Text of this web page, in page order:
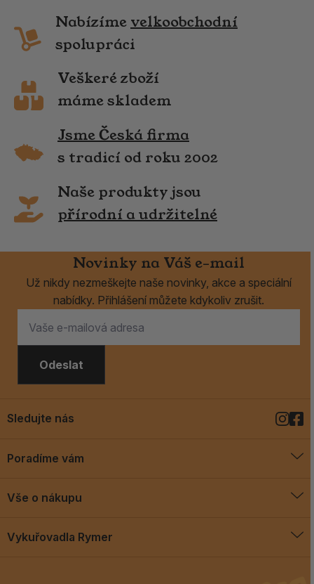
Nabízíme velkoobchodní
spolupráci
Veškeré zboží
máme skladem
Jsme Česká firma
s tradicí od roku 2002
Naše produkty jsou
přírodní a udržitelné
Novinky na Váš e-mail
Už nikdy nezmeškejte naše novinky, akce a speciální
nabídky. Přihlášení můžete kdykoliv zrušit.
Odeslat
Poradíme vám
Blog
Vše o nákupu
Vykuřovadla Rymer
Sledujte nás